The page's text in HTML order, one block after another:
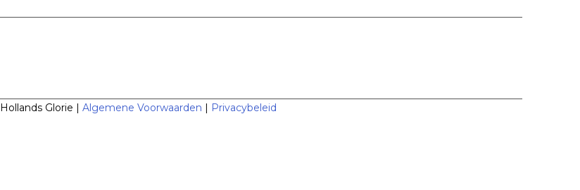
Hollands Glorie | Algemene Voorwaarden | Privacybeleid